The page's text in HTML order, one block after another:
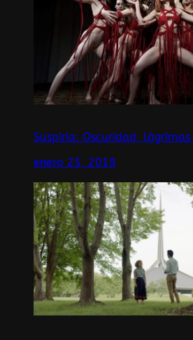
Suspiria: Oscuridad, lágrimas
enero 25, 2019